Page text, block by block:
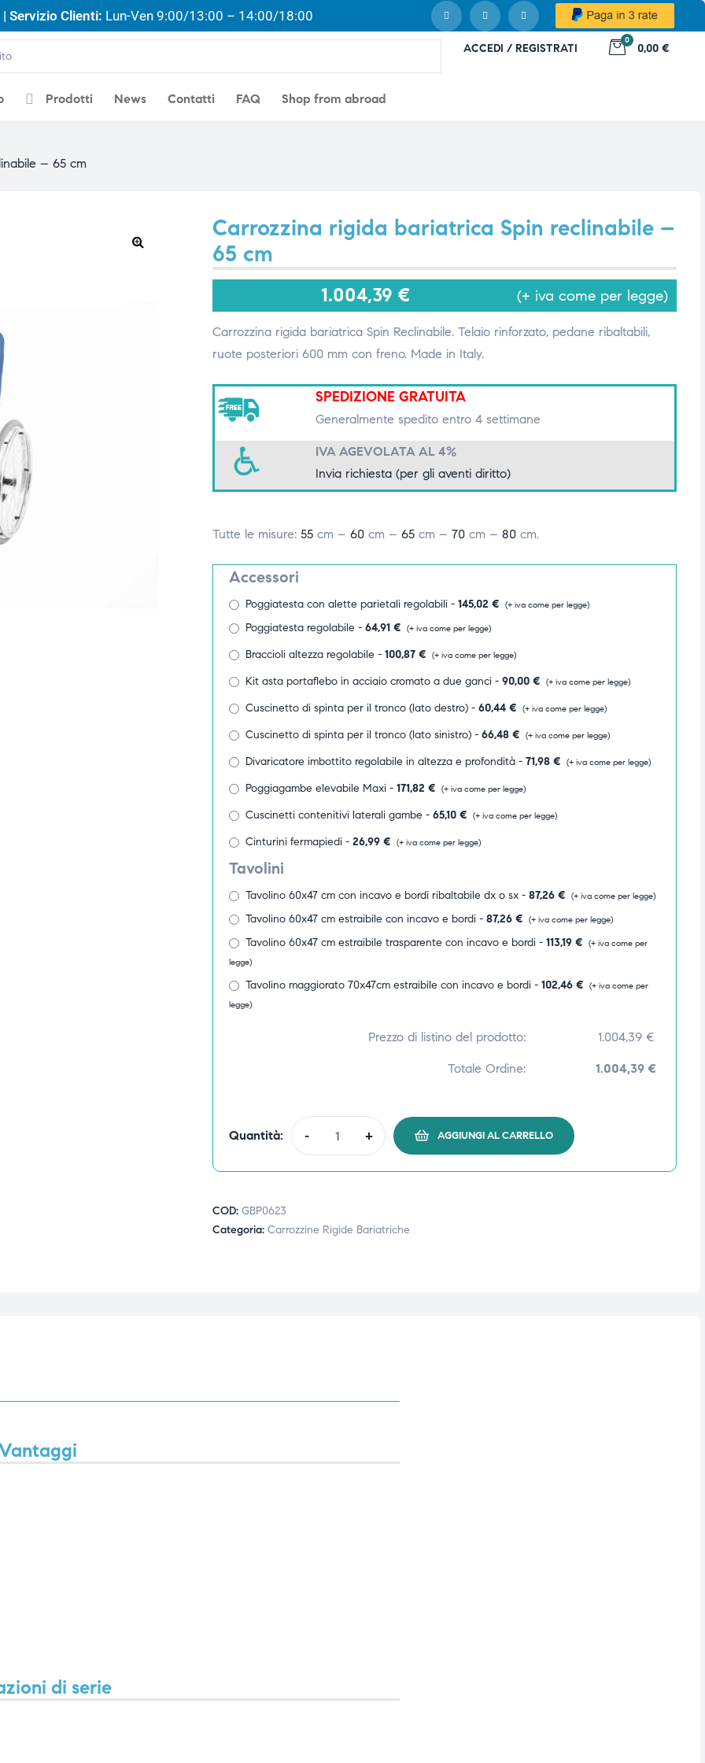
Servizio Clienti: Lun-Ven 9:00/13:00 – 14:00/18:00
ACCEDI / REGISTRATI
0
0,00 €
Prodotti News Contatti FAQ Shop from abroad
– 65 cm
Carrozzina rigida bariatrica Spin reclinabile –
65 cm
1.004,39 € (+ iva come per legge)
Carrozzina rigida bariatrica Spin Reclinabile. Telaio rinforzato, pedane ribaltabili,
ruote posteriori 600 mm con freno. Made in Italy.
SPEDIZIONE GRATUITA
Generalmente spedito entro 4 settimane
IVA AGEVOLATA AL 4%
Invia richiesta (per gli aventi diritto)
Tutte le misure: 55cm – 60cm – 65cm – 70cm – 80cm.
Accessori
Poggiatesta con alette parietali regolabili - 145,02 € (+ iva come per legge)
Poggiatesta regolabile - 64,91 € (+ iva come per legge)
Braccioli altezza regolabile - 100,87 € (+ iva come per legge)
Kit asta portaflebo in acciaio cromato a due ganci - 90,00 € (+ iva come per legge)
Cuscinetto di spinta per il tronco (lato destro) - 60,44 € (+ iva come per legge)
Cuscinetto di spinta per il tronco (lato sinistro) - 66,48 € (+ iva come per legge)
Divaricatore imbottito regolabile in altezza e profondità - 71,98 € (+ iva come per legge)
Poggiagambe elevabile Maxi - 171,82 € (+ iva come per legge)
Cuscinetti contenitivi laterali gambe - 65,10 € (+ iva come per legge)
Cinturini fermapiedi - 26,99 € (+ iva come per legge)
Tavolini
Tavolino 60x47 cm con incavo e bordi ribaltabile dx o sx - 87,26 € (+ iva come per legge)
Tavolino 60x47 cm estraibile con incavo e bordi - 87,26 € (+ iva come per legge)
Tavolino 60x47 cm estraibile trasparente con incavo e bordi - 113,19 € (+ iva come per
legge)
Tavolino maggiorato 70x47cm estraibile con incavo e bordi - 102,46 € (+ iva come per
legge)
Prezzo di listino del prodotto: 1.004,39 €
Totale Ordine: 1.004,39 €
Quantità: - + AGGIUNGI AL CARRELLO
COD: GBP0623
Categoria: Carrozzine Rigide Bariatriche
di serie